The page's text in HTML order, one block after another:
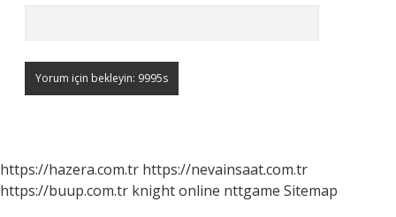
https://hazera.com.tr https://nevainsaat.com.tr
https://buup.com.tr knight online nttgame Sitemap